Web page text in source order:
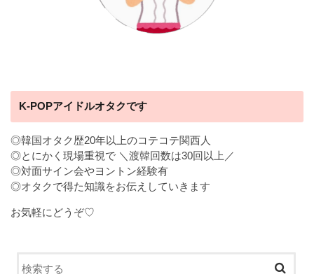
K-POPアイドルオタクです
◎韓国オタク歴20年以上のコテコテ関西人
◎とにかく現場重視で ＼渡韓回数は30回以上／
◎対面サイン会やヨントン経験有
◎オタクで得た知識をお伝えしていきます
お気軽にどうぞ♡